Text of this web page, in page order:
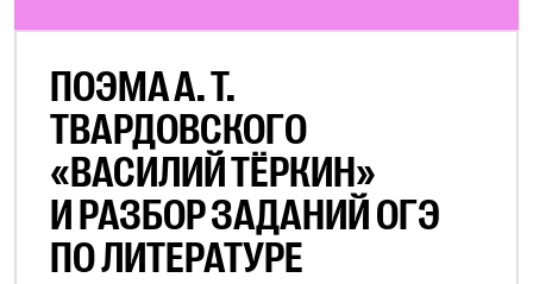
ПОЭМА А. Т.
ТВАРДОВСКОГО
«ВАСИЛИЙ ТЁРКИН»
И РАЗБОР ЗАДАНИЙ ОГЭ
ПО ЛИТЕРАТУРЕ